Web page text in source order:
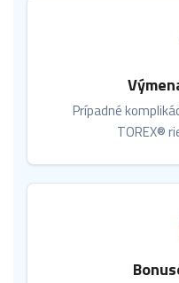
Prípadné
TOREX®